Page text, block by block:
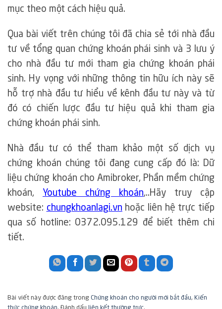
mục theo một cách hiệu quả.
Qua bài viết trên chúng tôi đã chia sẻ tới nhà đầu
tư về tổng quan chứng khoán phái sinh và 3 lưu ý
cho nhà đầu tư mới tham gia chứng khoán phái
sinh. Hy vọng với những thông tin hữu ích này sẽ
hỗ trợ nhà đầu tư hiểu về kênh đầu tư này và từ
đó có chiến lược đầu tư hiệu quả khi tham gia
chứng khoán phái sinh.
Nhà đầu tư có thể tham khảo một số dịch vụ
chứng khoán chúng tôi đang cung cấp đó là: Dữ
liệu chứng khoán cho Amibroker, Phần mềm chứng
khoán, Youtube chứng khoán,..Hãy truy cập
website: chungkhoanlagi.vn hoặc liên hệ trực tiếp
qua số hotline: 0372.095.129 để biết thêm chi
tiết.
Bài viết này được đăng trong Chứng khoán cho người mới bắt đầu, Kiến
thức chứng khoán. Đánh dấu liên kết thường trực.